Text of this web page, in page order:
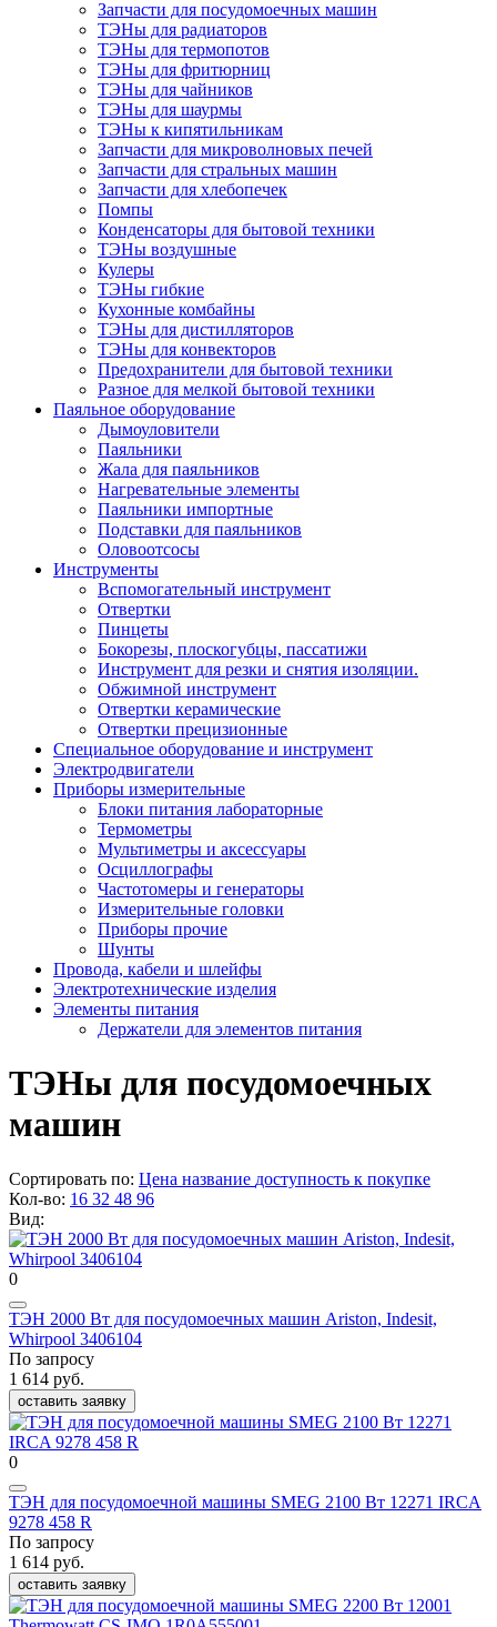
Запчасти для посудомоечных машин
ТЭНы для радиаторов
ТЭНы для термопотов
ТЭНы для фритюрниц
ТЭНы для чайников
ТЭНы для шаурмы
ТЭНы к кипятильникам
Запчасти для микроволновых печей
Запчасти для стральных машин
Запчасти для хлебопечек
Помпы
Конденсаторы для бытовой техники
ТЭНы воздушные
Кулеры
ТЭНы гибкие
Кухонные комбайны
ТЭНы для дистилляторов
ТЭНы для конвекторов
Предохранители для бытовой техники
Разное для мелкой бытовой техники
Паяльное оборудование
Дымоуловители
Паяльники
Жала для паяльников
Нагревательные элементы
Паяльники импортные
Подставки для паяльников
Оловоотсосы
Инструменты
Вспомогательный инструмент
Отвертки
Пинцеты
Бокорезы, плоскогубцы, пассатижи
Инструмент для резки и снятия изоляции.
Обжимной инструмент
Отвертки керамические
Отвертки прецизионные
Специальное оборудование и инструмент
Электродвигатели
Приборы измерительные
Блоки питания лабораторные
Термометры
Мультиметры и аксессуары
Осциллографы
Частотомеры и генераторы
Измерительные головки
Приборы прочие
Шунты
Провода, кабели и шлейфы
Электротехнические изделия
Элементы питания
Держатели для элементов питания
ТЭНы для посудомоечных
машин
Сортировать по: Цена название доступность к покупке
Кол-во: 16 32 48 96
Вид:
0
ТЭН 2000 Вт для посудомоечных машин Ariston, Indesit,
Whirpool 3406104
По запросу
1 614 руб.
оставить заявку
0
ТЭН для посудомоечной машины SMEG 2100 Вт 12271 IRCA
9278 458 R
По запросу
1 614 руб.
оставить заявку